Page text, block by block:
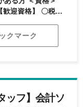
クマーク
ッフ】会計ソ